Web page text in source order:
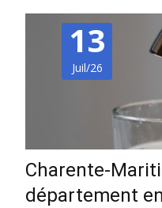
13
Juil/26
Charente-
département